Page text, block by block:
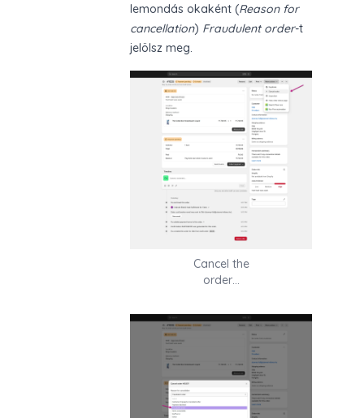
lemondás okaként (Reason for
cancellation) Fraudulent order-t
jelölsz meg.
Cancel the
order…